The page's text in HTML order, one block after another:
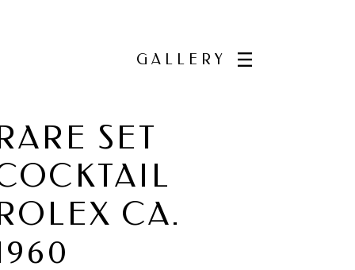
GALLERY
SET
CA.